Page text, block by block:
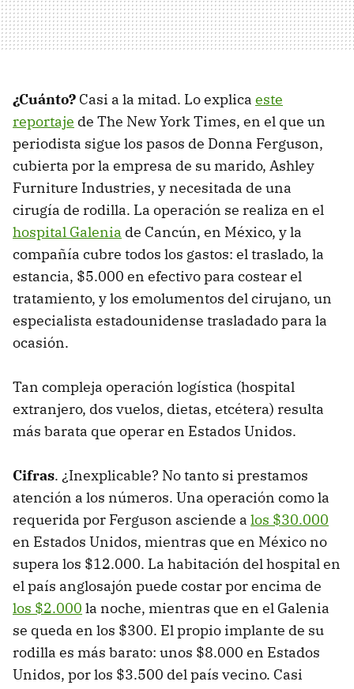
¿Cuánto? Casi a la mitad. Lo explica este
reportaje de The New York Times, en el que un
periodista sigue los pasos de Donna Ferguson,
cubierta por la empresa de su marido, Ashley
Furniture Industries, y necesitada de una
cirugía de rodilla. La operación se realiza en el
hospital Galenia de Cancún, en México, y la
compañía cubre todos los gastos: el traslado, la
estancia, $5.000 en efectivo para costear el
tratamiento, y los emolumentos del cirujano, un
especialista estadounidense trasladado para la
ocasión.
Tan compleja operación logística (hospital
extranjero, dos vuelos, dietas, etcétera) resulta
más barata que operar en Estados Unidos.
Cifras. ¿Inexplicable? No tanto si prestamos
atención a los números. Una operación como la
requerida por Ferguson asciende a los $30.000
en Estados Unidos, mientras que en México no
supera los $12.000. La habitación del hospital en
el país anglosajón puede costar por encima de
los $2.000 la noche, mientras que en el Galenia
se queda en los $300. El propio implante de su
rodilla es más barato: unos $8.000 en Estados
Unidos, por los $3.500 del país vecino. Casi